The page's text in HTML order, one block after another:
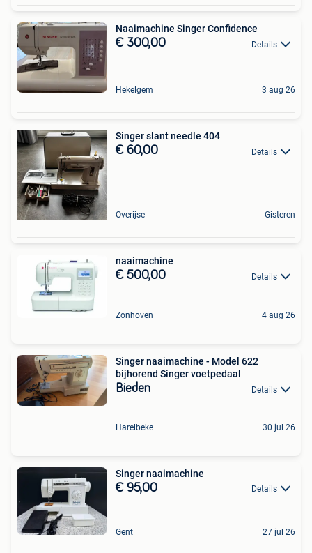
Naaimachine Singer Confidence
€ 300,00 Details
Hekelgem 3 aug 26
Singer slant needle 404
€ 60,00 Details
Overijse Gisteren
naaimachine
€ 500,00 Details
Zonhoven 4 aug 26
Singer naaimachine - Model 622
bijhorend Singer voetpedaal
Bieden Details
Harelbeke 30 jul 26
Singer naaimachine
€ 95,00 Details
Gent 27 jul 26